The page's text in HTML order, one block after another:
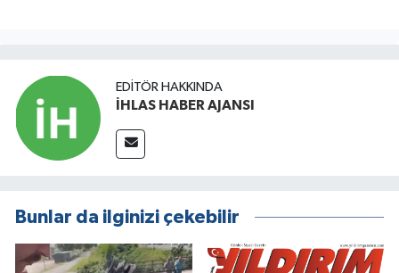
EDITÖR HAKKINDA
İHLAS HABER AJANSI
Bunlar da ilginizi çekebilir